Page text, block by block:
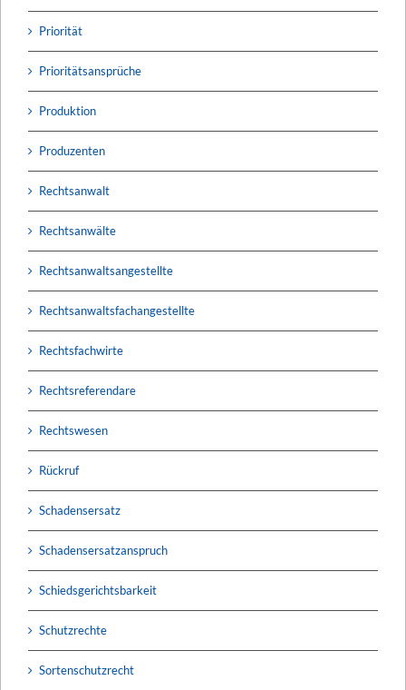
Priorität
Prioritätsansprüche
Produktion
Produzenten
Rechtsanwalt
Rechtsanwälte
Rechtsanwaltsangestellte
Rechtsanwaltsfachangestellte
Rechtsfachwirte
Rechtsreferendare
Rechtswesen
Rückruf
Schadensersatz
Schadensersatzanspruch
Schiedsgerichtsbarkeit
Schutzrechte
Sortenschutzrecht